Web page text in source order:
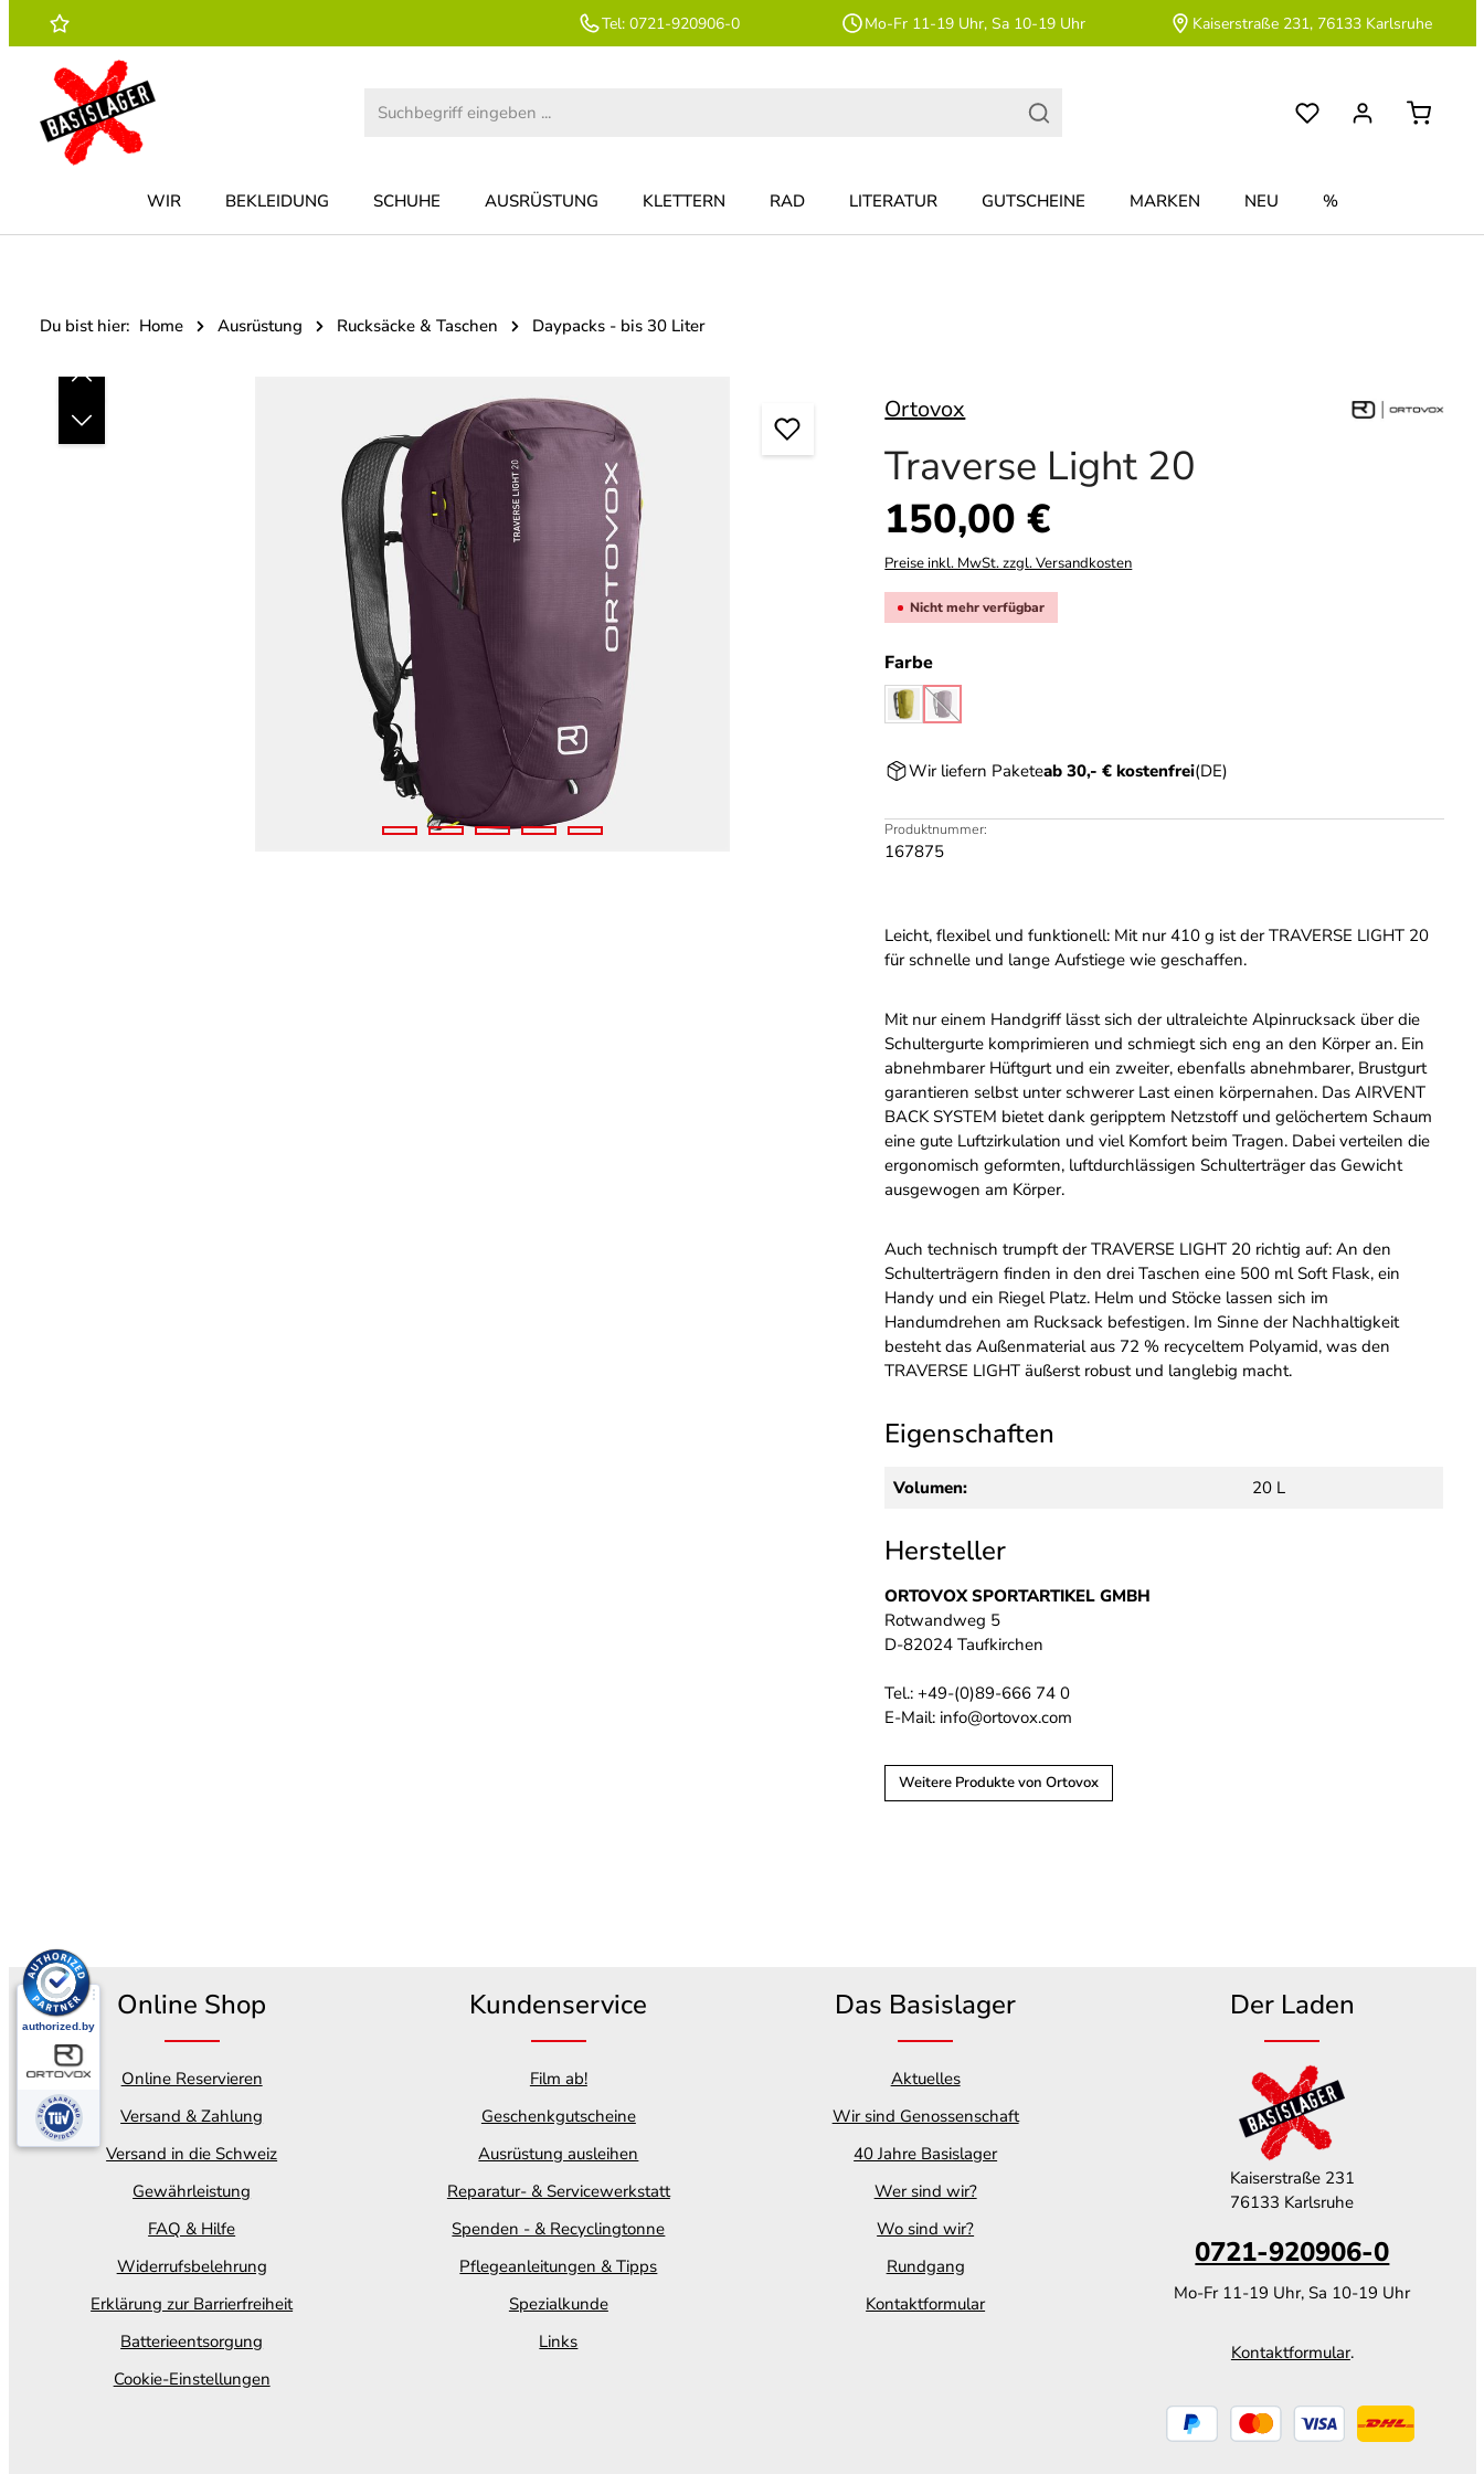
Hauptinhalt springen
Zur Suche springen
Zur Hauptnavigation springen Tel: 0721-920906-0 Mo-Fr 11-19 Uhr, Sa 10-19 Uhr Kaiserstraße 231, 76133 Karlsruhe
WIR BEKLEIDUNG SCHUHE AUSRÜSTUNG KLETTERN RAD LITERATUR GUTSCHEINE MARKEN NEU %
Du bist hier: Home Ausrüstung Rucksäcke & Taschen Daypacks - bis 30 Liter
Bildergalerie überspringen
Ortovox
Traverse Light 20
Regulärer Preis:
150,00 €
Preise inkl. MwSt. zzgl. Versandkosten
Nicht mehr verfügbar
Farbeauswählen
dirty daisywinetasting
(Diese Option ist zurzeit nicht verfügbar.)
Wir liefern Paketeab 30,- € kostenfrei(DE)
Produktnummer:
167875
Leicht, flexibel und funktionell: Mit nur 410 g ist der TRAVERSE LIGHT 20
für schnelle und lange Aufstiege wie geschaffen.
Mit nur einem Handgriff lässt sich der ultraleichte Alpinrucksack über die
Schultergurte komprimieren und schmiegt sich eng an den Körper an. Ein
abnehmbarer Hüftgurt und ein zweiter, ebenfalls abnehmbarer, Brustgurt
garantieren selbst unter schwerer Last einen körpernahen. Das AIRVENT
BACK SYSTEM bietet dank geripptem Netzstoff und gelöchertem Schaum
eine gute Luftzirkulation und viel Komfort beim Tragen. Dabei verteilen die
ergonomisch geformten, luftdurchlässigen Schulterträger das Gewicht
ausgewogen am Körper.
Auch technisch trumpft der TRAVERSE LIGHT 20 richtig auf: An den
Schulterträgern finden in den drei Taschen eine 500 ml Soft Flask, ein
Handy und ein Riegel Platz. Helm und Stöcke lassen sich im
Handumdrehen am Rucksack befestigen. Im Sinne der Nachhaltigkeit
besteht das Außenmaterial aus 72 % recyceltem Polyamid, was den
TRAVERSE LIGHT äußerst robust und langlebig macht.
Eigenschaften
Volumen: 20 L
Hersteller
ORTOVOX SPORTARTIKEL GMBH
Rotwandweg 5
D-82024 Taufkirchen
Tel.: +49-(0)89-666 74 0
E-Mail: info@ortovox.com
Weitere Produkte von Ortovox
Online Shop
Online Reservieren
Versand & Zahlung
Versand in die Schweiz
Gewährleistung
FAQ & Hilfe
Widerrufsbelehrung
Erklärung zur Barrierfreiheit
Batterieentsorgung
Cookie-Einstellungen
Kundenservice
Film ab!
Geschenkgutscheine
Ausrüstung ausleihen
Reparatur- & Servicewerkstatt
Spenden - & Recyclingtonne
Pflegeanleitungen & Tipps
Spezialkunde
Links
Das Basislager
Aktuelles
Wir sind Genossenschaft
40 Jahre Basislager
Wer sind wir?
Wo sind wir?
Rundgang
Kontaktformular
Der Laden
Kaiserstraße 231
76133 Karlsruhe
0721-920906-0
Mo-Fr 11-19 Uhr, Sa 10-19 Uhr
Kontaktformular.